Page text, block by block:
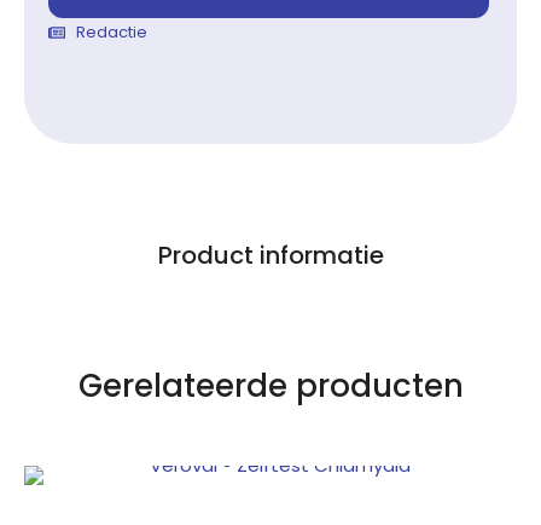
Redactie
Product informatie
Gerelateerde producten